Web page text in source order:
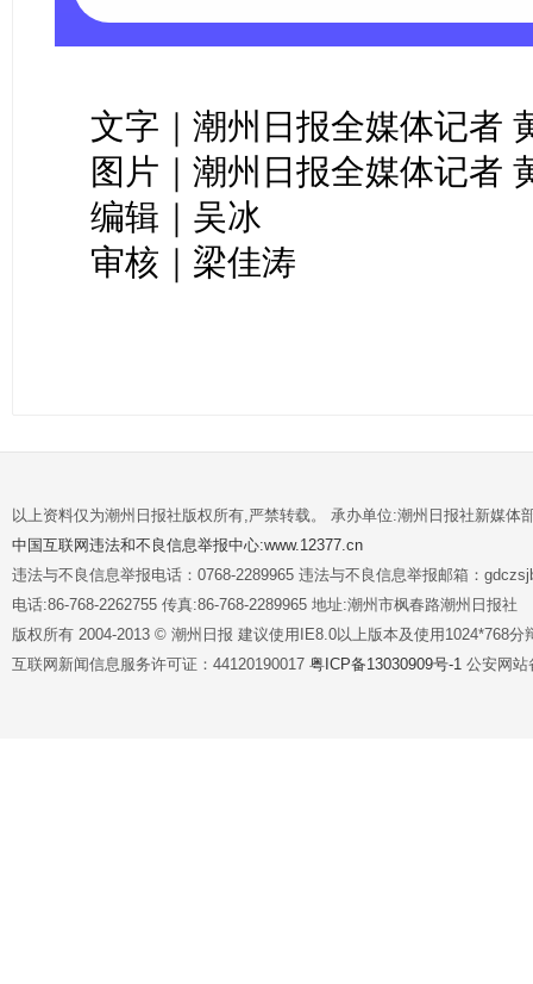
文字｜潮州日报全媒体记者
图片｜潮州日报全媒体记者
编辑｜吴冰
审核｜梁佳涛
以上资料仅为潮州日报社版权所有,严禁转载。 承办单位:潮州日报社新媒体
中国互联网违法和不良信息举报中心:www.12377.cn
违法与不良信息举报电话：0768-2289965 违法与不良信息举报邮箱：
电话:86-768-2262755 传真:86-768-2289965 地址:潮州市枫春路潮州日报社
版权所有 2004-2013 © 潮州日报 建议使用IE8.0以上版本及使用1024*768分
互联网新闻信息服务许可证：44120190017 粤ICP备13030909号-1 公安网站